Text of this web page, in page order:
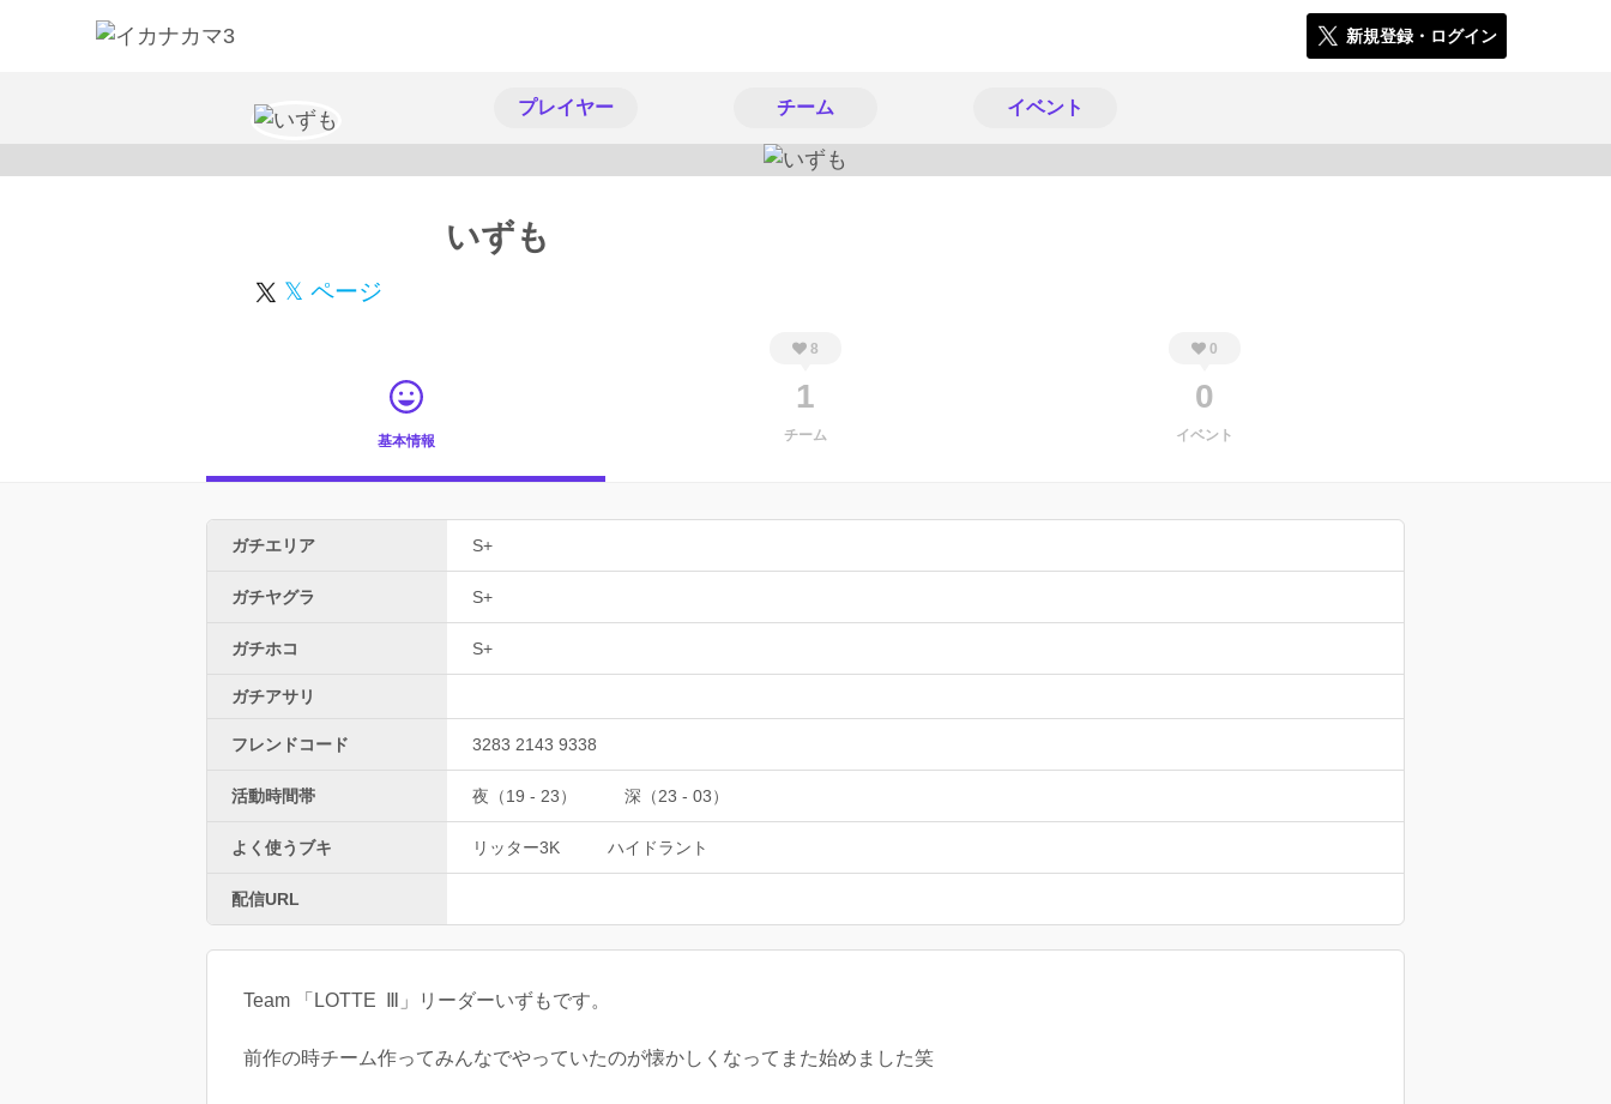
新規登録・ログイン
プレイヤー チーム イベント
いずも
𝕏 ページ
基本情報
8
1
チーム
0
0
イベント
ガチエリア S+
ガチヤグラ S+
ガチホコ S+
ガチアサリ
フレンドコード 3283 2143 9338
活動時間帯 夜（19 - 23） 深（23 - 03）
よく使うブキ リッター3K ハイドラント
配信URL
Team 「LOTTE Ⅲ」リーダーいずもです。
前作の時チーム作ってみんなでやっていたのが懐かしくなってまた始めました笑